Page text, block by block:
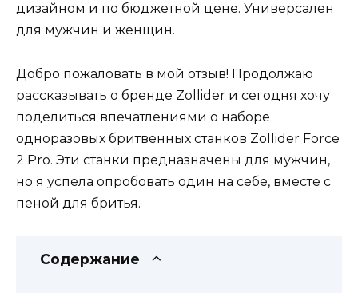
дизайном и по бюджетной цене. Универсален
для мужчин и женщин.
Добро пожаловать в мой отзыв! Продолжаю
рассказывать о бренде Zollider и сегодня хочу
поделиться впечатлениями о наборе
одноразовых бритвенных станков Zollider Force
2 Pro. Эти станки предназначены для мужчин,
но я успела опробовать один на себе, вместе с
пеной для бритья.
Содержание